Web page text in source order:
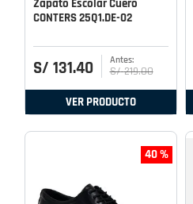
Zapato Escolar Cuero
CONTERS 25Q1.DE-02
S/ 131.40 S/ 219.00
VER PRODUCTO
40 %